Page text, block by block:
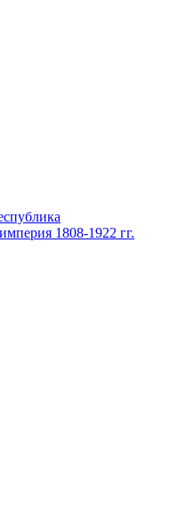
1808-1922 гг.